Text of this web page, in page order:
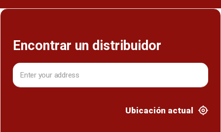
Encontrar un distribuidor
Ubicación actual